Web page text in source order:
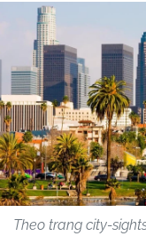
Theo trang city-